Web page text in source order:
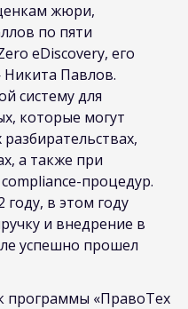
жюри,
по пяти
eDiscovery, его
Никита Павлов.
систему для
которые могут
а также при
процедур.
году, в этом году
и внедрение в
успешно прошел
программы «ПравоТех